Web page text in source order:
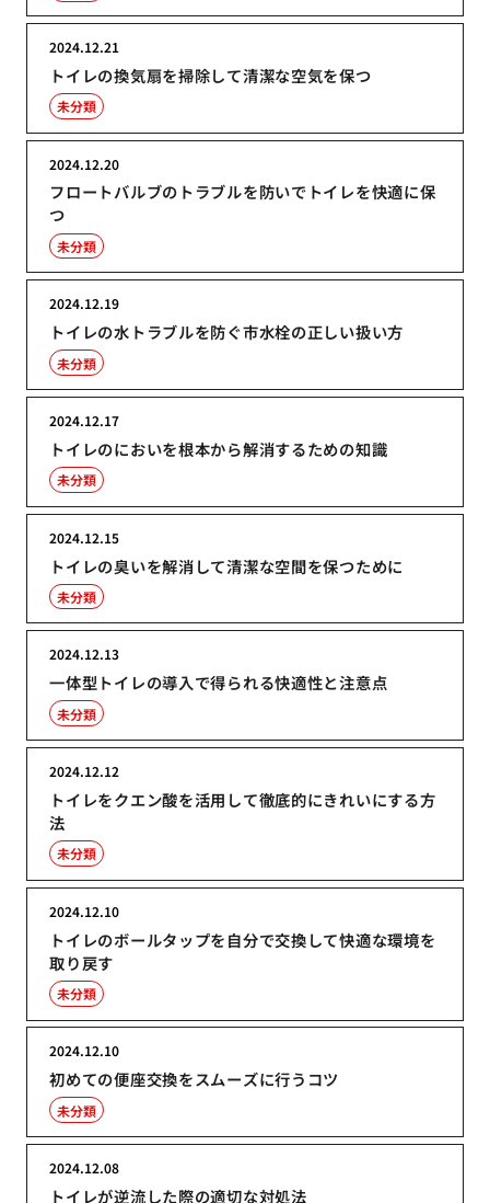
トイレの換気扇を掃除して清潔な空気を保つ
2024.12.21
未分類
フロートバルブのトラブルを防いでトイレを快適に保
つ
2024.12.20
未分類
トイレの水トラブルを防ぐ市水栓の正しい扱い方
2024.12.19
未分類
トイレのにおいを根本から解消するための知識
2024.12.17
未分類
トイレの臭いを解消して清潔な空間を保つために
2024.12.15
未分類
一体型トイレの導入で得られる快適性と注意点
2024.12.13
未分類
トイレをクエン酸を活用して徹底的にきれいにする方
法
2024.12.12
未分類
トイレのボールタップを自分で交換して快適な環境を
取り戻す
2024.12.10
未分類
初めての便座交換をスムーズに行うコツ
2024.12.10
未分類
トイレが逆流した際の適切な対処法
2024.12.08